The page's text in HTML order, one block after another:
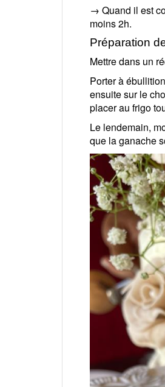
→ Quand il est
moins 2h.
Préparation
Mettre dans un
Porter à
ensuite sur le
placer au frigo
Le lendemain,
que la ganache